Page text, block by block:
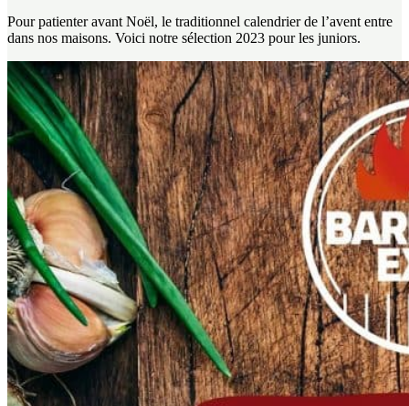
Pour patienter avant Noël, le traditionnel calendrier de l’avent entre
dans nos maisons. Voici notre sélection 2023 pour les juniors.